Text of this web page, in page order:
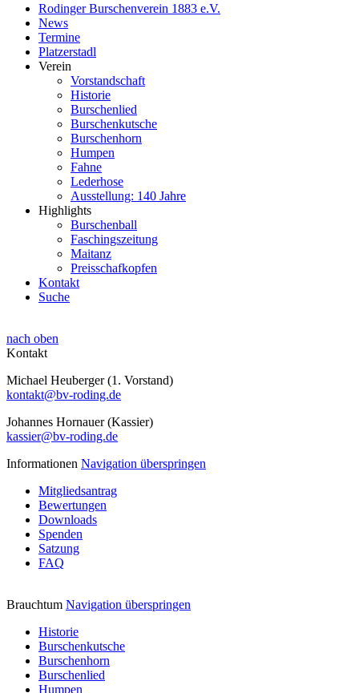
Rodinger Burschenverein 1883 e.V.
News
Termine
Platzerstadl
Verein
Vorstandschaft
Historie
Burschenlied
Burschenkutsche
Burschenhorn
Humpen
Fahne
Lederhose
Ausstellung: 140 Jahre
Highlights
Burschenball
Faschingszeitung
Maitanz
Preisschafkopfen
Kontakt
Suche
nach oben
Kontakt
Michael Heuberger (1. Vorstand)
kontakt@bv-roding.de
Johannes Hornauer (Kassier)
kassier@bv-roding.de
Informationen Navigation überspringen
Mitgliedsantrag
Bewertungen
Downloads
Spenden
Satzung
FAQ
Brauchtum Navigation überspringen
Historie
Burschenkutsche
Burschenhorn
Burschenlied
Humpen